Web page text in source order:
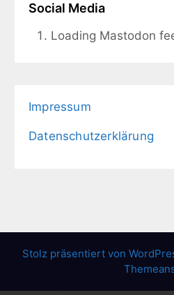
Social Media
Loading Mastodon
Impressum
Datenschutzerklärung
Stolz präsentiert von